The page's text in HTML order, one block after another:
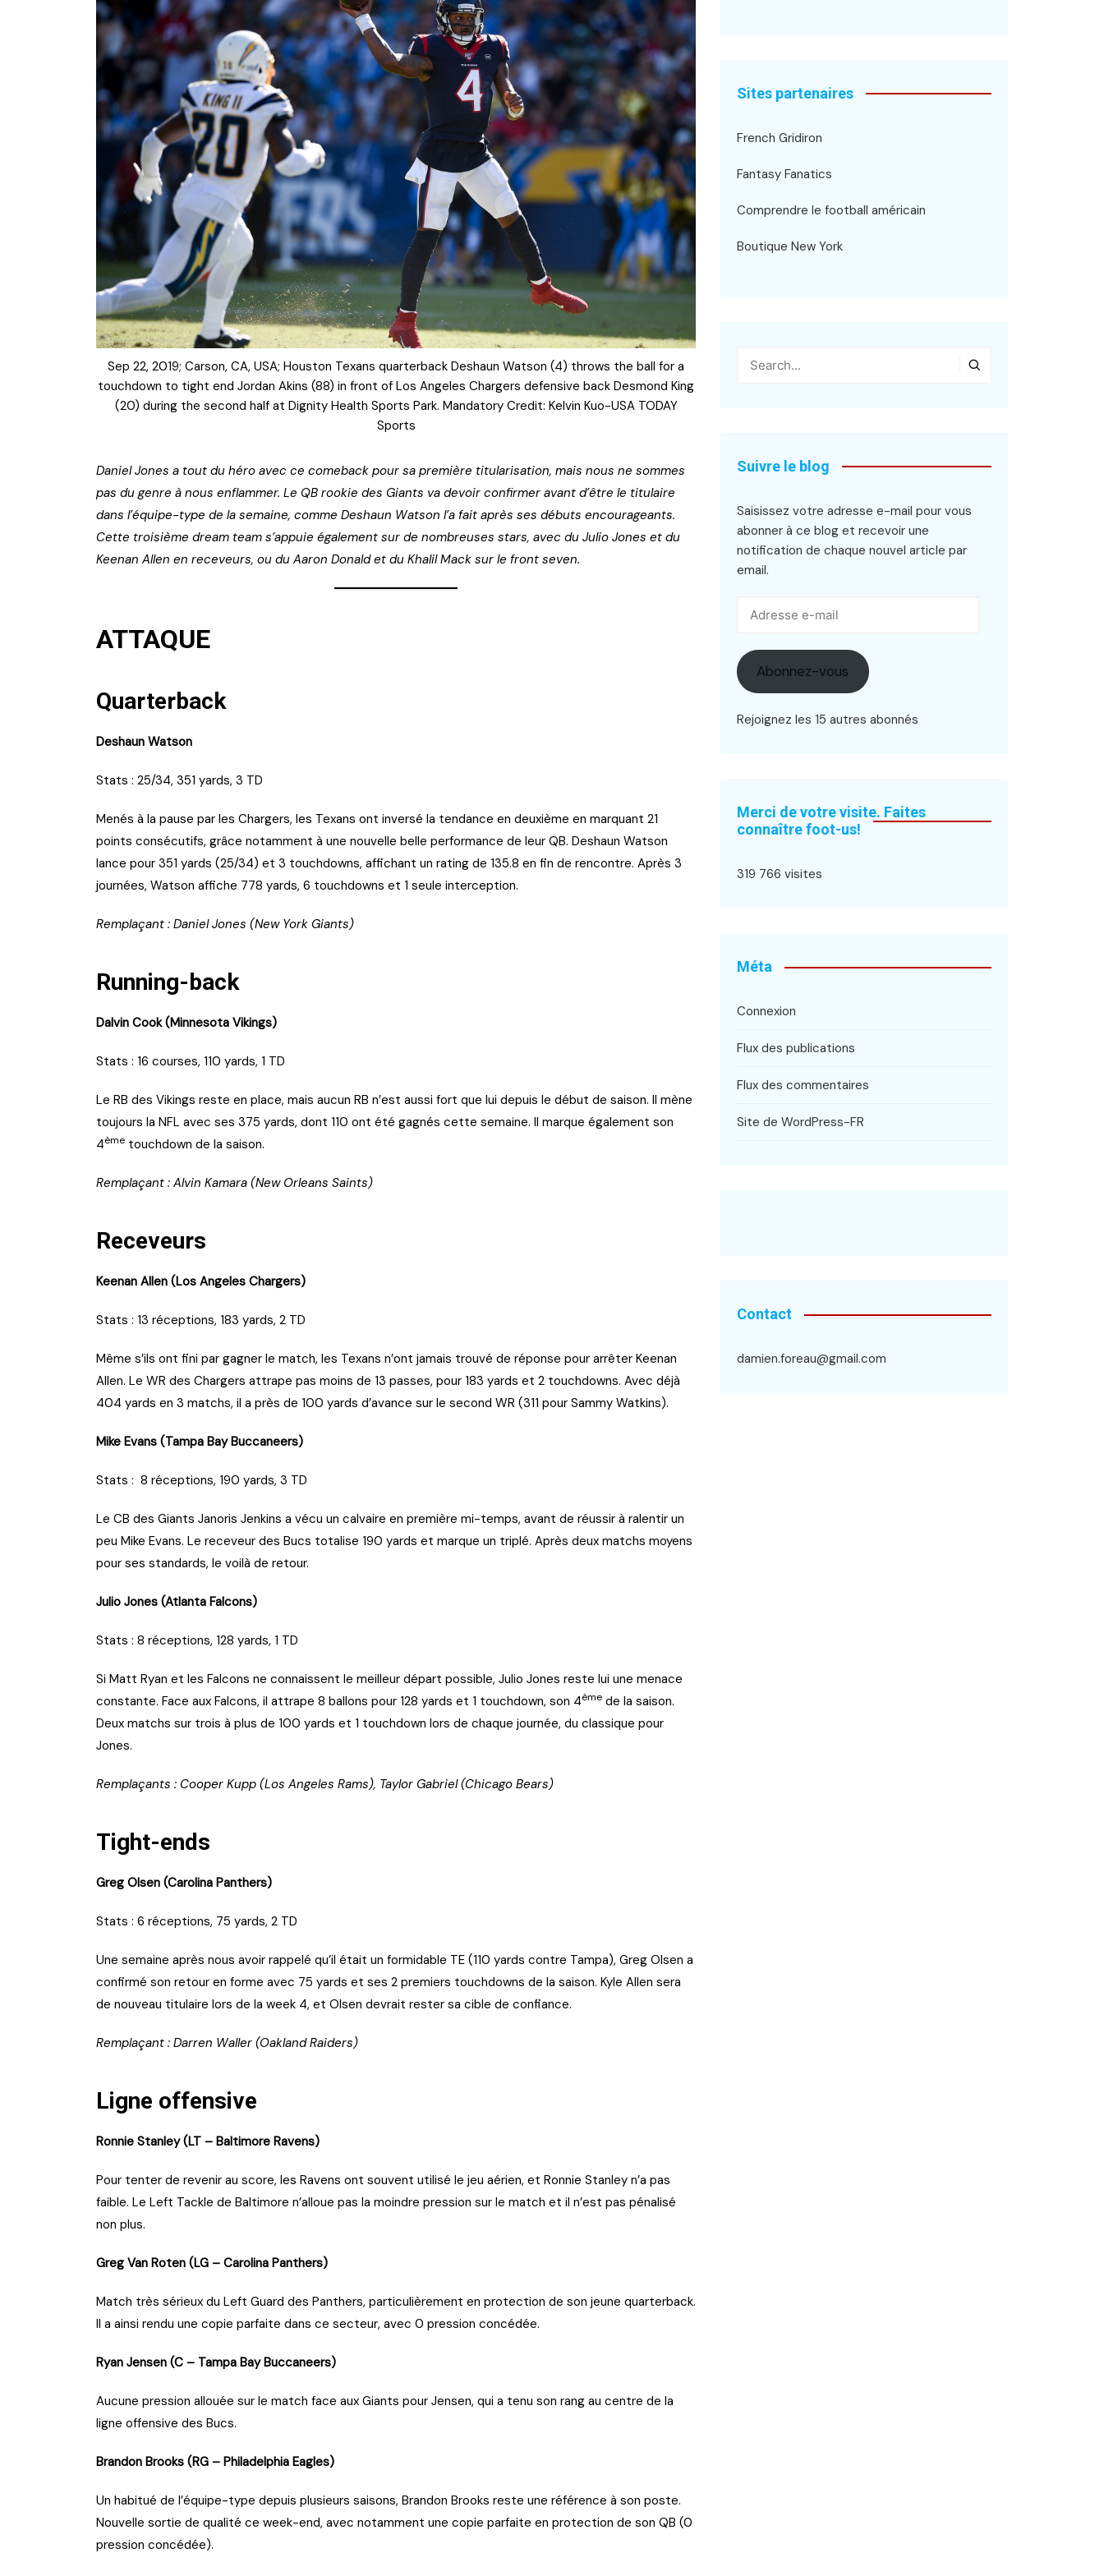
NFL – Power Rankings
Pronostics et paris NFL –
Super Bowl LIX
Histoire et Légendes
Sep 22, 2019; Carson, CA, USA; Houston Texans quarterback Deshaun Watson (4) throws the ball for a
touchdown to tight end Jordan Akins (88) in front of Los Angeles Chargers defensive back Desmond King
(20) during the second half at Dignity Health Sports Park. Mandatory Credit: Kelvin Kuo-USA TODAY
Sports
Daniel Jones a tout du héro avec ce comeback pour sa première titularisation, mais nous ne sommes
pas du genre à nous enflammer. Le QB rookie des Giants va devoir confirmer avant d’être le titulaire
dans l’équipe-type de la semaine, comme Deshaun Watson l’a fait après ses débuts encourageants.
Cette troisième dream team s’appuie également sur de nombreuses stars, avec du Julio Jones et du
Keenan Allen en receveurs, ou du Aaron Donald et du Khalil Mack sur le front seven.
ATTAQUE
Quarterback
Deshaun Watson
Stats : 25/34, 351 yards, 3 TD
Menés à la pause par les Chargers, les Texans ont inversé la tendance en deuxième en marquant 21
points consécutifs, grâce notamment à une nouvelle belle performance de leur QB. Deshaun Watson
lance pour 351 yards (25/34) et 3 touchdowns, affichant un rating de 135.8 en fin de rencontre. Après 3
journées, Watson affiche 778 yards, 6 touchdowns et 1 seule interception.
Remplaçant : Daniel Jones (New York Giants)
Running-back
Dalvin Cook (Minnesota Vikings)
Stats : 16 courses, 110 yards, 1 TD
Le RB des Vikings reste en place, mais aucun RB n’est aussi fort que lui depuis le début de saison. Il mène
toujours la NFL avec ses 375 yards, dont 110 ont été gagnés cette semaine. Il marque également son
4ème touchdown de la saison.
Remplaçant : Alvin Kamara (New Orleans Saints)
Receveurs
Keenan Allen (Los Angeles Chargers)
Stats : 13 réceptions, 183 yards, 2 TD
Même s’ils ont fini par gagner le match, les Texans n’ont jamais trouvé de réponse pour arrêter Keenan
Allen. Le WR des Chargers attrape pas moins de 13 passes, pour 183 yards et 2 touchdowns. Avec déjà
404 yards en 3 matchs, il a près de 100 yards d’avance sur le second WR (311 pour Sammy Watkins).
Mike Evans (Tampa Bay Buccaneers)
Stats : 8 réceptions, 190 yards, 3 TD
Le CB des Giants Janoris Jenkins a vécu un calvaire en première mi-temps, avant de réussir à ralentir un
peu Mike Evans. Le receveur des Bucs totalise 190 yards et marque un triplé. Après deux matchs moyens
pour ses standards, le voilà de retour.
Julio Jones (Atlanta Falcons)
Stats : 8 réceptions, 128 yards, 1 TD
Si Matt Ryan et les Falcons ne connaissent le meilleur départ possible, Julio Jones reste lui une menace
constante. Face aux Falcons, il attrape 8 ballons pour 128 yards et 1 touchdown, son 4ème de la saison.
Deux matchs sur trois à plus de 100 yards et 1 touchdown lors de chaque journée, du classique pour
Jones.
Remplaçants : Cooper Kupp (Los Angeles Rams), Taylor Gabriel (Chicago Bears)
Tight-ends
Greg Olsen (Carolina Panthers)
Stats : 6 réceptions, 75 yards, 2 TD
Une semaine après nous avoir rappelé qu’il était un formidable TE (110 yards contre Tampa), Greg Olsen a
confirmé son retour en forme avec 75 yards et ses 2 premiers touchdowns de la saison. Kyle Allen sera
de nouveau titulaire lors de la week 4, et Olsen devrait rester sa cible de confiance.
Remplaçant : Darren Waller (Oakland Raiders)
Ligne offensive
Ronnie Stanley (LT – Baltimore Ravens)
Pour tenter de revenir au score, les Ravens ont souvent utilisé le jeu aérien, et Ronnie Stanley n’a pas
faible. Le Left Tackle de Baltimore n’alloue pas la moindre pression sur le match et il n’est pas pénalisé
non plus.
Greg Van Roten (LG – Carolina Panthers)
Match très sérieux du Left Guard des Panthers, particulièrement en protection de son jeune quarterback.
Il a ainsi rendu une copie parfaite dans ce secteur, avec 0 pression concédée.
Ryan Jensen (C – Tampa Bay Buccaneers)
Aucune pression allouée sur le match face aux Giants pour Jensen, qui a tenu son rang au centre de la
ligne offensive des Bucs.
Brandon Brooks (RG – Philadelphia Eagles)
Un habitué de l’équipe-type depuis plusieurs saisons, Brandon Brooks reste une référence à son poste.
Nouvelle sortie de qualité ce week-end, avec notamment une copie parfaite en protection de son QB (0
pression concédée).
Sites partenaires
French Gridiron
Fantasy Fanatics
Comprendre le football américain
Boutique New York
Suivre le blog
Saisissez votre adresse e-mail pour vous
abonner à ce blog et recevoir une
notification de chaque nouvel article par
email.
Abonnez-vous
Rejoignez les 15 autres abonnés
Merci de votre visite. Faites
connaître foot-us!
319 766 visites
Méta
Connexion
Flux des publications
Flux des commentaires
Site de WordPress-FR
Contact
damien.foreau@gmail.com